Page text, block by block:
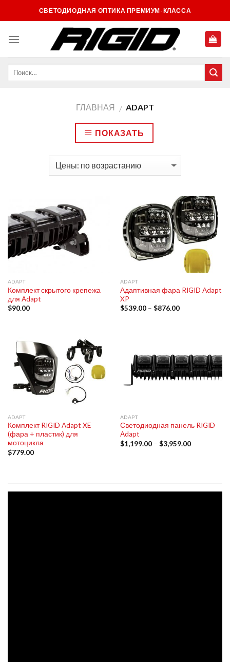
to
СВЕТОДИОДНАЯ ОПТИКА ПРЕМИУМ-КЛАССА
ГЛАВНАЯ / ADAPT
ПОКАЗАТЬ
ADAPT
Комплект скрытого крепежа
для Adapt
$90.00
ADAPT
Адаптивная фара RIGID Adapt
XP
$539.00– $876.00
ADAPT
Комплект RIGID Adapt XE
(фара + пластик) для
мотоцикла
$779.00
ADAPT
Светодиодная панель RIGID
Adapt
$1,199.00– $3,959.00